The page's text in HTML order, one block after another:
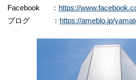
Facebook ： https://
ブログ ： https://ameblo.jp/